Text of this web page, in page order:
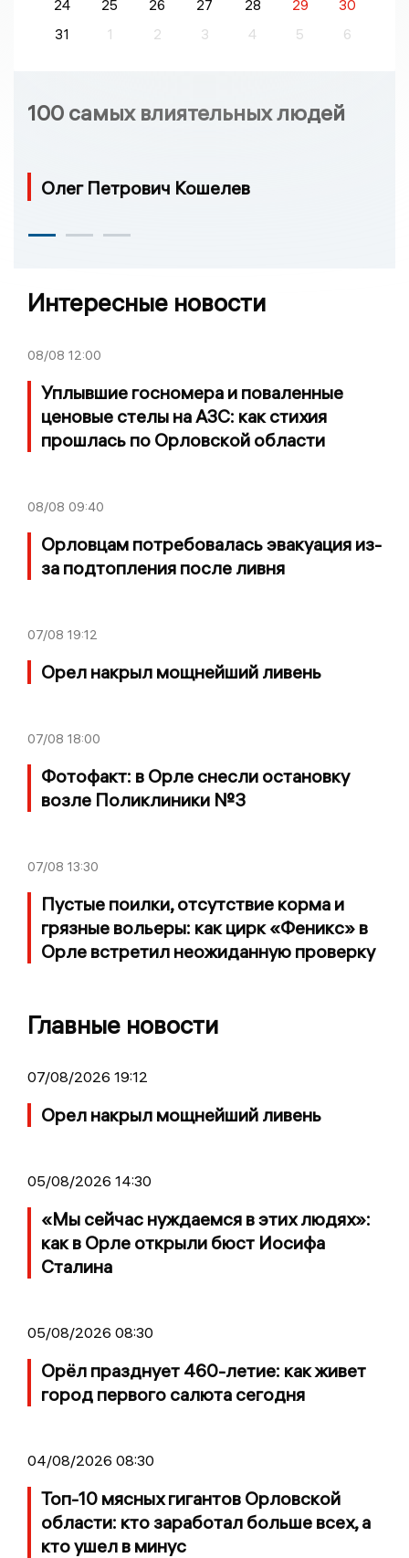
24 25 26 27 28 29
30
31
1 2 3 4 5 6
100 самых влиятельных людей
Олег Петрович Кошелев
Интересные новости
08/08 12:00
Уплывшие госномера и поваленные
ценовые стелы на АЗС: как стихия
прошлась по Орловской области
08/08 09:40
Орловцам потребовалась эвакуация из-
за подтопления после ливня
07/08 19:12
Орел накрыл мощнейший ливень
07/08 18:00
Фотофакт: в Орле снесли остановку
возле Поликлиники №3
07/08 13:30
Пустые поилки, отсутствие корма и
грязные вольеры: как цирк «Феникс» в
Орле встретил неожиданную проверку
Главные новости
07/08/2026 19:12
Орел накрыл мощнейший ливень
05/08/2026 14:30
«Мы сейчас нуждаемся в этих людях»:
как в Орле открыли бюст Иосифа
Сталина
05/08/2026 08:30
Орёл празднует 460-летие: как живет
город первого салюта сегодня
04/08/2026 08:30
Топ-10 мясных гигантов Орловской
области: кто заработал больше всех, а
кто ушел в минус